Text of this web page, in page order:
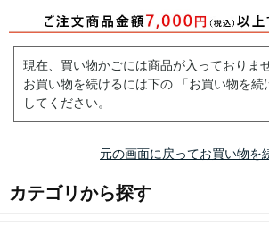
現在、買い物かごには商品が入っておりませ
お買い物を続けるには下の 「お買い物を続
してください。
元の画面に戻ってお買い物を
カテゴリから探す